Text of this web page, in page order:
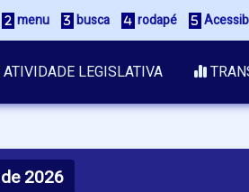
menu busca rodapé
ATIVIDADE LEGISLATIVA
2026